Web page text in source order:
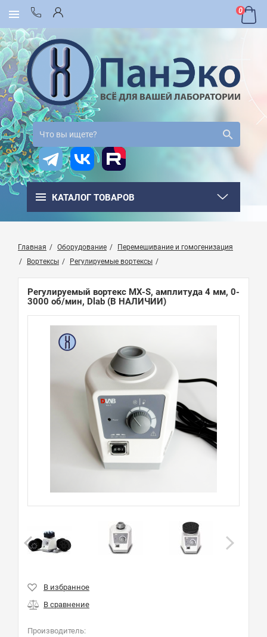
0
КАТАЛОГ ТОВАРОВ
Главная Оборудование
Перемешивание и гомогенизация
Вортексы
Регулируемые вортексы
Регулируемый вортекс MX-S, амплитуда 4 мм, 0-
3000 об/мин, Dlab (В НАЛИЧИИ)
Производитель: